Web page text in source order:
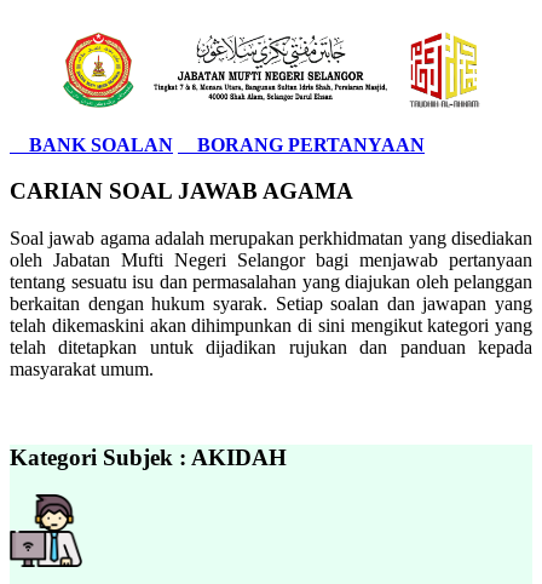
BANK SOALAN BORANG PERTANYAAN
CARIAN SOAL JAWAB AGAMA
Soal jawab agama adalah merupakan perkhidmatan yang disediakan
oleh Jabatan Mufti Negeri Selangor bagi menjawab pertanyaan
tentang sesuatu isu dan permasalahan yang diajukan oleh pelanggan
berkaitan dengan hukum syarak. Setiap soalan dan jawapan yang
telah dikemaskini akan dihimpunkan di sini mengikut kategori yang
telah ditetapkan untuk dijadikan rujukan dan panduan kepada
masyarakat umum.
Kategori Subjek : AKIDAH